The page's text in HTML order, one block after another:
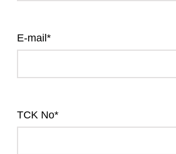
E-mail*
TCK No*